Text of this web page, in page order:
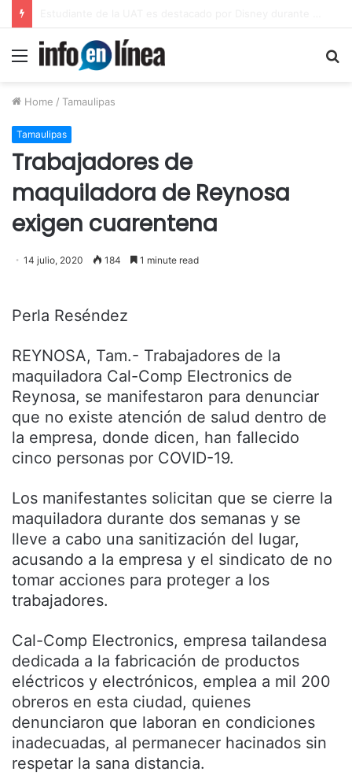
Menu
Home / Tamaulipas
Tamaulipas
Trabajadores de
maquiladora de Reynosa
exigen cuarentena
14 julio, 2020 184 1 minute read
Perla Reséndez
REYNOSA, Tam.- Trabajadores de la
maquiladora Cal-Comp Electronics de
Reynosa, se manifestaron para denunciar
que no existe atención de salud dentro de
la empresa, donde dicen, han fallecido
cinco personas por COVID-19.
Los manifestantes solicitan que se cierre la
maquiladora durante dos semanas y se
lleve a cabo una sanitización del lugar,
acusando a la empresa y el sindicato de no
tomar acciones para proteger a los
trabajadores.
Cal-Comp Electronics, empresa tailandesa
dedicada a la fabricación de productos
eléctricos y electrónicos, emplea a mil 200
obreros en esta ciudad, quienes
denunciaron que laboran en condiciones
inadecuadas, al permanecer hacinados sin
respetar la sana distancia.